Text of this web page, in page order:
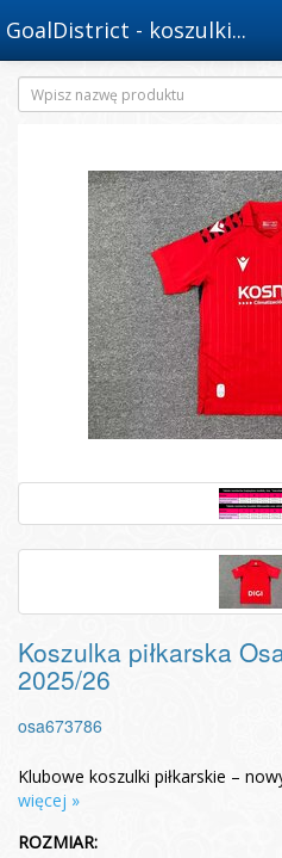
GoalDistrict - koszulki...
Koszulka piłkarska
2025/26
osa673786
Klubowe koszulki piłkarskie –
więcej »
ROZMIAR: